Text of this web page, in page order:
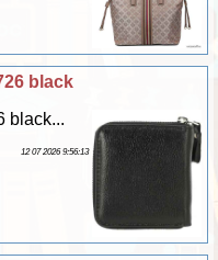
black
black...
12 07 2026 9:56:13